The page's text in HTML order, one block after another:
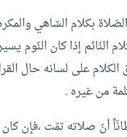
بكلام السّاهي
إذا كان النّوم
على لسانه حال
من غيره .
أنّ صلاته تمّت ،فإن